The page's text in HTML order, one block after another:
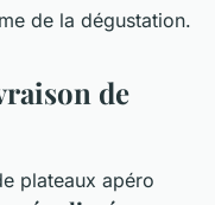
de la dégustation.
de